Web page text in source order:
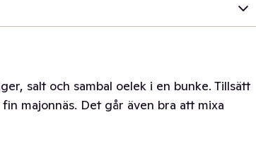
salt och sambal oelek i en bunke. Tillsätt
majonnäs. Det går även bra att mixa